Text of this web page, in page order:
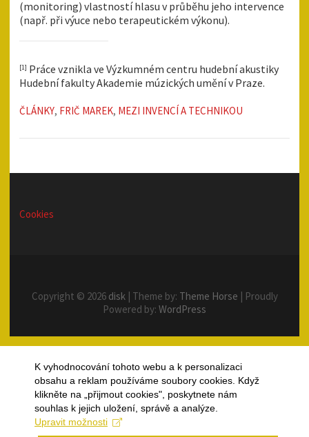
(monitoring) vlastností hlasu v průběhu jeho intervence
(např. při výuce nebo terapeutickém výkonu).
[1] Práce vznikla ve Výzkumném centru hudební akustiky
Hudební fakulty Akademie múzických umění v Praze.
ČLÁNKY, FRIČ MAREK, MEZI INVENCÍ A TECHNIKOU
Cookies
Copyright © 2026 disk| Theme by: Theme Horse | Proudly
Powered by: WordPress
K vyhodnocování tohoto webu a k personalizaci
obsahu a reklam používáme soubory cookies. Když
klikněte na „přijmout cookies", poskytnete nám
souhlas k jejich uložení, správě a analýze.
Upravit možnosti